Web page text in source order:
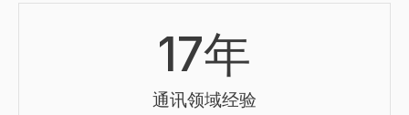
17年
通讯领域经验